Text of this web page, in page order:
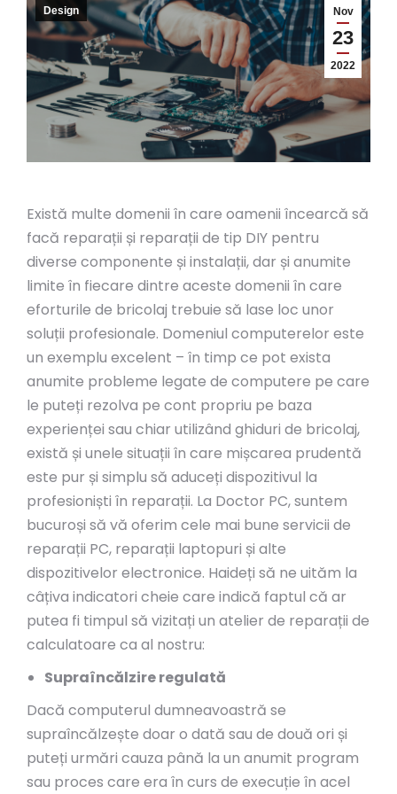
Nov
23
2022
Design
Există multe domenii în care oamenii încearcă să
facă reparații și reparații de tip DIY pentru
diverse componente și instalații, dar și anumite
limite în fiecare dintre aceste domenii în care
eforturile de bricolaj trebuie să lase loc unor
soluții profesionale. Domeniul computerelor este
un exemplu excelent – în timp ce pot exista
anumite probleme legate de computere pe care
le puteți rezolva pe cont propriu pe baza
experienței sau chiar utilizând ghiduri de bricolaj,
există și unele situații în care mișcarea prudentă
este pur și simplu să aduceți dispozitivul la
profesioniști în reparații. La Doctor PC, suntem
bucuroși să vă oferim cele mai bune servicii de
reparații PC, reparații laptopuri și alte
dispozitivelor electronice. Haideți să ne uităm la
câțiva indicatori cheie care indică faptul că ar
putea fi timpul să vizitați un atelier de reparații de
calculatoare ca al nostru:
Supraîncălzire regulată
Dacă computerul dumneavoastră se
supraîncălzește doar o dată sau de două ori și
puteți urmări cauza până la un anumit program
sau proces care era în curs de execuție în acel